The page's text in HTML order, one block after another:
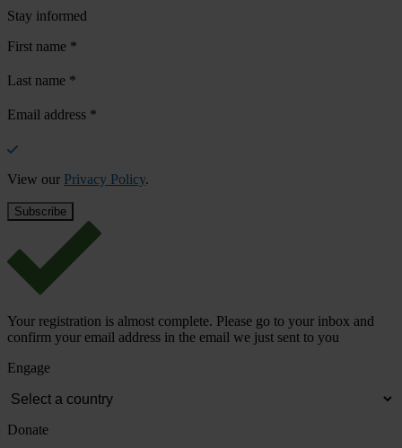
Stay informed
First name *
Last name *
Email address *
View our Privacy Policy.
Your registration is almost complete. Please go to your inbox and
confirm your email address in the email we just sent to you
Engage
Donate